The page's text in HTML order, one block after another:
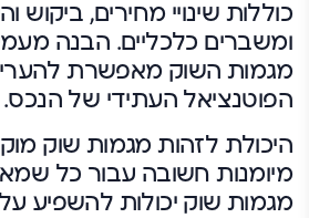
כוללות שינויי מחירים, ביקוש
ומשברים כלכליים. הבנה
מגמות השוק מאפשרת
הפוטנציאל העתידי של הנכס.
היכולת לזהות מגמות שוק
מיומנות חשובה עבור כל
מגמות שוק יכולות להשפיע